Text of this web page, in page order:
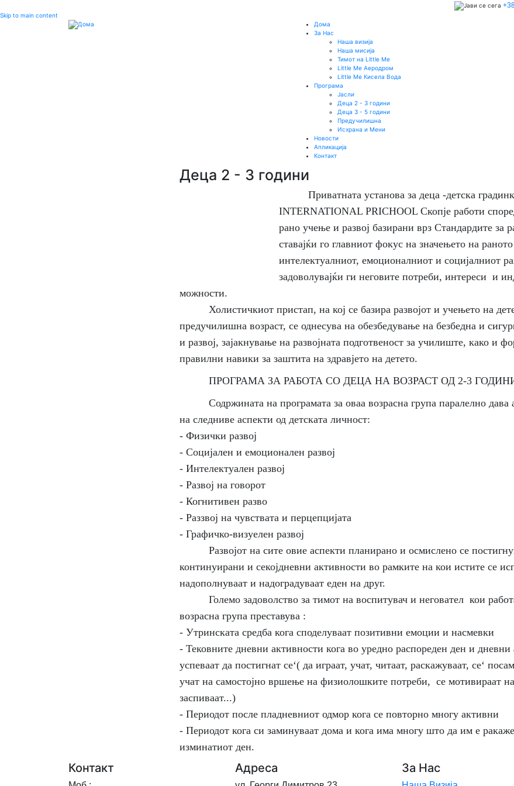
Skip to main content
Дома
За Нас
Наша визија
Наша мисија
Тимот на Little Me
Little Me Аеродром
Little Me Кисела Вода
Програма
Јасли
Деца 2 - 3 години
Деца 3 - 5 години
Предучилишна
Исхрана и Мени
Новости
Апликација
Контакт
Деца 2 - 3 години
Приватната установа за деца -детска
INTERNATIONAL PRICHOOL Скопје работи
рано учење и развој базирани врз Стандардите за
ставајќи го главниот фокус на значењето на раното
интелектуалниот, емоционалниот и социјалниот
задоволувајќи ги неговите потреби, интереси и
можности.
Холистичкиот пристап, на кој се базира развојот и учењето на
предучилишна возраст, се однесува на обезбедување на безбедна и
и развој, зајакнување на развојната подготвеност за училиште, како и
правилни навики за заштита на здравјето на детето.
ПРОГРАМА ЗА РАБОТА СО ДЕЦА НА ВОЗРАСТ ОД 2-3
Содржината на програмата за оваа возрасна група паралелно дава
на следниве аспекти од детската личност:
- Физички развој
- Социјален и емоционален развој
- Интелектуален развој
- Развој на говорот
- Когнитивен разво
- Раззвој на чувствата и перцепцијата
- Графичко-визуелен развој
Развојот на сите овие аспекти планирано и осмислено се
континуирани и секојдневни активности во рамките на кои истите се
надополнуваат и надоградуваат еден на друг.
Големо задоволство за тимот на воспитувач и неговател кои
возрасна група преставува :
- Утринската средба кога споделуваат позитивни емоции и насмевки
- Тековните дневни активности кога во уредно распореден ден и дневни
успеваат да постигнат се‘( да играат, учат, читаат, раскажуваат, се‘
учат на самостојно вршење на физиолошките потреби, се мотивираат на
заспиваат...)
- Периодот после пладневниот одмор кога се повторно многу активни
- Периодот кога си заминуваат дома и кога има многу што да им е
изминатиот ден.
Контакт Адреса За Нас